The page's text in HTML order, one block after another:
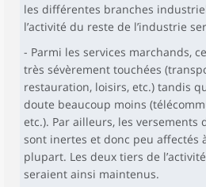
les différentes branches
l’activité du reste de l’industrie
- Parmi les services marchands,
très sévèrement touchées
restauration, loisirs, etc.) tandis
doute beaucoup moins
etc.). Par ailleurs, les versements
sont inertes et donc peu affectés
plupart. Les deux tiers de
seraient ainsi maintenus.